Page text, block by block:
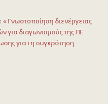
« Γνωστοποίηση διενέργειας
για διαγωνισμούς της ΠΕ
για τη συγκρότηση